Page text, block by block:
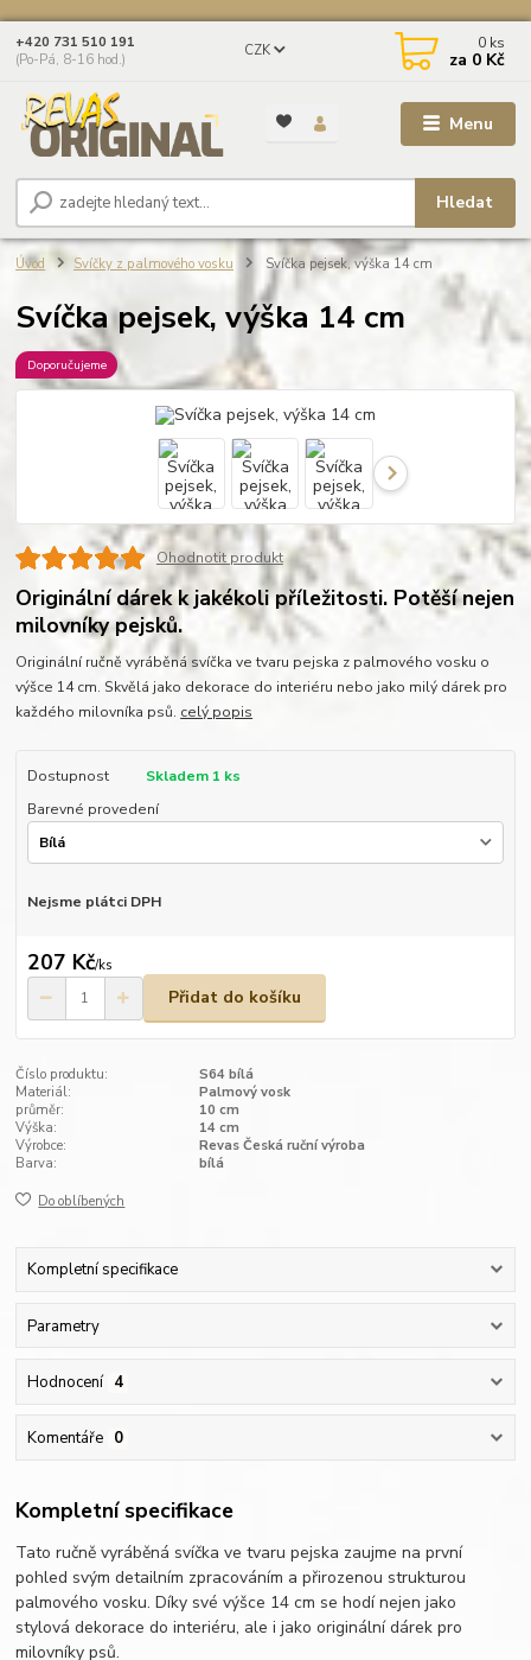
Menu
CZK
Hledat
+420 731 510 191
(Po-Pá, 8-16 hod.)
0 ks
za 0 Kč
Úvod Svíčky z palmového vosku Svíčka pejsek, výška 14 cm
Svíčka pejsek, výška 14 cm
Doporučujeme
Ohodnotit produkt
Originální dárek k jakékoli příležitosti. Potěší nejen
milovníky pejsků.
Originální ručně vyráběná svíčka ve tvaru pejska z palmového vosku o
výšce 14 cm. Skvělá jako dekorace do interiéru nebo jako milý dárek pro
každého milovníka psů. celý popis
Dostupnost
Skladem 1 ks
Barevné provedení
Nejsme plátci DPH
207 Kč/ks
Přidat do košíku
Číslo produktu:
S64 bílá
Materiál:
Palmový vosk
průměr:
10 cm
Výška:
14 cm
Výrobce:
Revas Česká ruční výroba
Barva:
bílá
Do oblíbených
Kompletní specifikace
Parametry
Hodnocení 4
Komentáře 0
Kompletní specifikace
Tato ručně vyráběná svíčka ve tvaru pejska zaujme na první
pohled svým detailním zpracováním a přirozenou strukturou
palmového vosku. Díky své výšce 14 cm se hodí nejen jako
stylová dekorace do interiéru, ale i jako originální dárek pro
milovníky psů.